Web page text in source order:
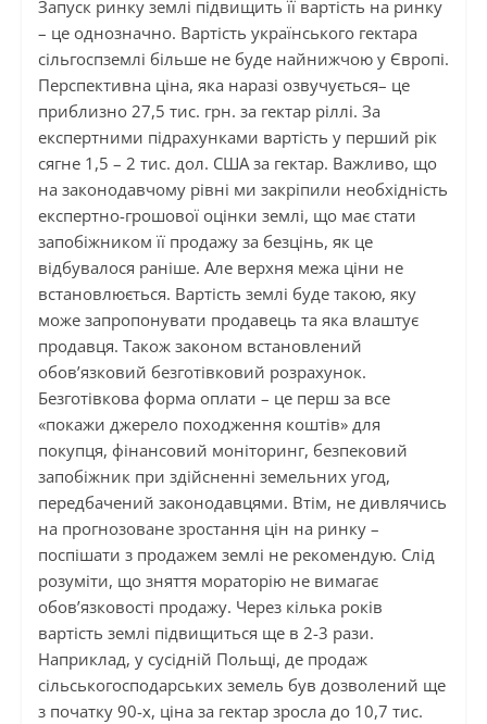
Запуск ринку землі підвищить її вартість на ринку
– це однозначно. Вартість українського гектара
сільгоспземлі більше не буде найнижчою у Європі.
Перспективна ціна, яка наразі озвучується– це
приблизно 27,5 тис. грн. за гектар ріллі. За
експертними підрахунками вартість у перший рік
сягне 1,5 – 2 тис. дол. США за гектар. Важливо, що
на законодавчому рівні ми закріпили необхідність
експертно-грошової оцінки землі, що має стати
запобіжником її продажу за безцінь, як це
відбувалося раніше. Але верхня межа ціни не
встановлюється. Вартість землі буде такою, яку
може запропонувати продавець та яка влаштує
продавця. Також законом встановлений
обов’язковий безготівковий розрахунок.
Безготівкова форма оплати – це перш за все
«покажи джерело походження коштів» для
покупця, фінансовий моніторинг, безпековий
запобіжник при здійсненні земельних угод,
передбачений законодавцями. Втім, не дивлячись
на прогнозоване зростання цін на ринку –
поспішати з продажем землі не рекомендую. Слід
розуміти, що зняття мораторію не вимагає
обов’язковості продажу. Через кілька років
вартість землі підвищиться ще в 2-3 рази.
Наприклад, у сусідній Польщі, де продаж
сільськогосподарських земель був дозволений ще
з початку 90-х, ціна за гектар зросла до 10,7 тис.